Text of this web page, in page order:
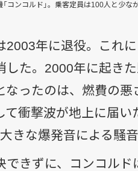
コンコルド」。乗客定員は100人と少な
2003年に退役。これ
した。2000年に起き
なったのは、燃費の
て衝撃波が地上に届い
きな爆発音による騒
できずに、コンコル